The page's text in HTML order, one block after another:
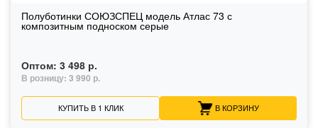
Полуботинки СОЮЗСПЕЦ модель Атлас 73 с
композитным подноском серые
Оптом: 3 498 р.
В розницу: 3 990 р.
КУПИТЬ В 1 КЛИК В КОРЗИНУ